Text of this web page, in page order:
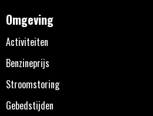
Omgeving
Activiteiten
Benzineprijs
Stroomstoring
Gebedstijden